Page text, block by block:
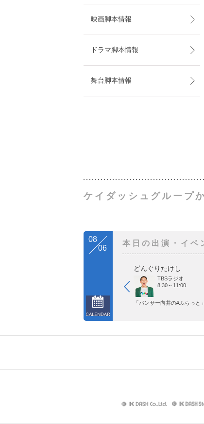
映画脚本情報
ドラマ脚本情報
舞台脚本情報
ケイダッシュグループ
08
06
本日の出演・イベ
どんぐりたけし
TBSラジオ
8:30～11:00
「パンサー向井の#ふらっと」